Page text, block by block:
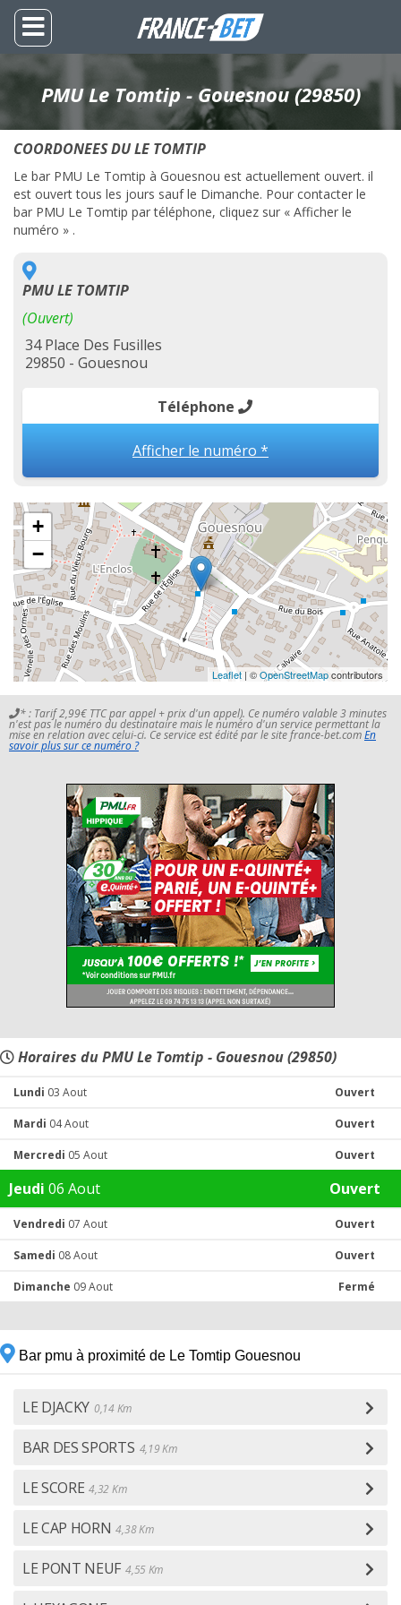
PMU Le Tomtip - Gouesnou (29850)
COORDONEES DU LE TOMTIP
Le bar PMU Le Tomtip à Gouesnou est actuellement ouvert. il
est ouvert tous les jours sauf le Dimanche. Pour contacter le
bar PMU Le Tomtip par téléphone, cliquez sur « Afficher le
numéro » .
PMU LE TOMTIP
(Ouvert)
34 Place Des Fusilles
29850 - Gouesnou
Téléphone
Afficher le numéro *
+
−
Leaflet | ©OpenStreetMapcontributors
* : Tarif 2,99€ TTC par appel + prix d'un appel). Ce numéro valable 3 minutes
n'est pas le numéro du destinataire mais le numéro d'un service permettant la
mise en relation avec celui-ci. Ce service est édité par le site france-bet.comEn
savoir plus sur ce numéro ?
Horaires du PMU Le Tomtip - Gouesnou (29850)
Lundi 03 Aout Ouvert
Mardi 04 Aout Ouvert
Mercredi 05 Aout Ouvert
Jeudi 06 Aout Ouvert
Vendredi 07 Aout Ouvert
Samedi 08 Aout Ouvert
Dimanche 09 Aout Fermé
Bar pmu à proximité de Le Tomtip Gouesnou
LE DJACKY 0,14 Km
BAR DES SPORTS 4,19 Km
LE SCORE 4,32 Km
LE CAP HORN 4,38 Km
LE PONT NEUF 4,55 Km